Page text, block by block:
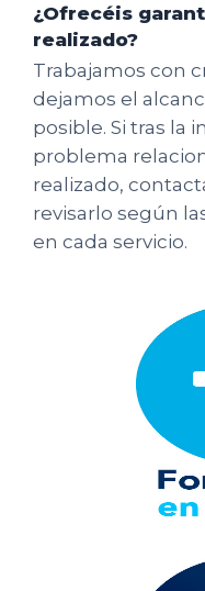
¿Ofrecéis
realizado?
Trabajamos con
dejamos el
posible. Si tras la
problema
realizado,
revisarlo según
en cada servicio.